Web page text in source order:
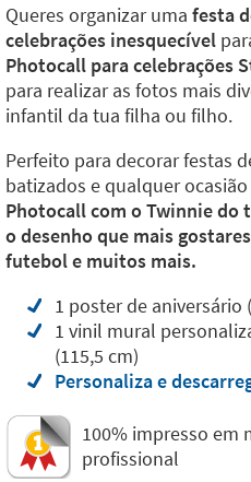
Queres organizar uma festa
celebrações inesquecível
Photocall para celebrações
para realizar as fotos mais
infantil da tua filha ou filho.
Perfeito para decorar festas
batizados e qualquer
Photocall com o Twinnie do
o desenho que mais
futebol e muitos mais.
1 poster de aniversário
1 vinil mural
(115,5 cm)
Personaliza e
100% impresso
profissional